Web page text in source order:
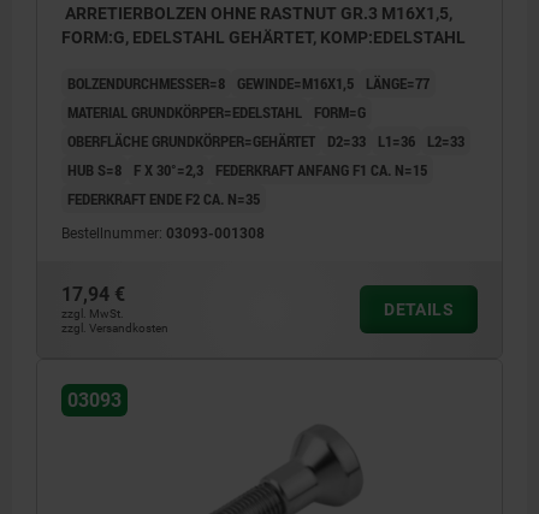
ARRETIERBOLZEN OHNE RASTNUT GR.3 M16X1,5,
FORM:G, EDELSTAHL GEHÄRTET, KOMP:EDELSTAHL
BOLZENDURCHMESSER=8 GEWINDE=M16X1,5
LÄNGE=77
MATERIAL GRUNDKÖRPER=EDELSTAHL
FORM=G
OBERFLÄCHE GRUNDKÖRPER=GEHÄRTET
D2=33 L1=36
L2=33
HUB S=8
F X 30°=2,3
FEDERKRAFT ANFANG F1 CA. N=15
FEDERKRAFT ENDE F2 CA. N=35
Bestellnummer: 03093-001308
17,94 €
zzgl. MwSt.
zzgl. Versandkosten
DETAILS
03093